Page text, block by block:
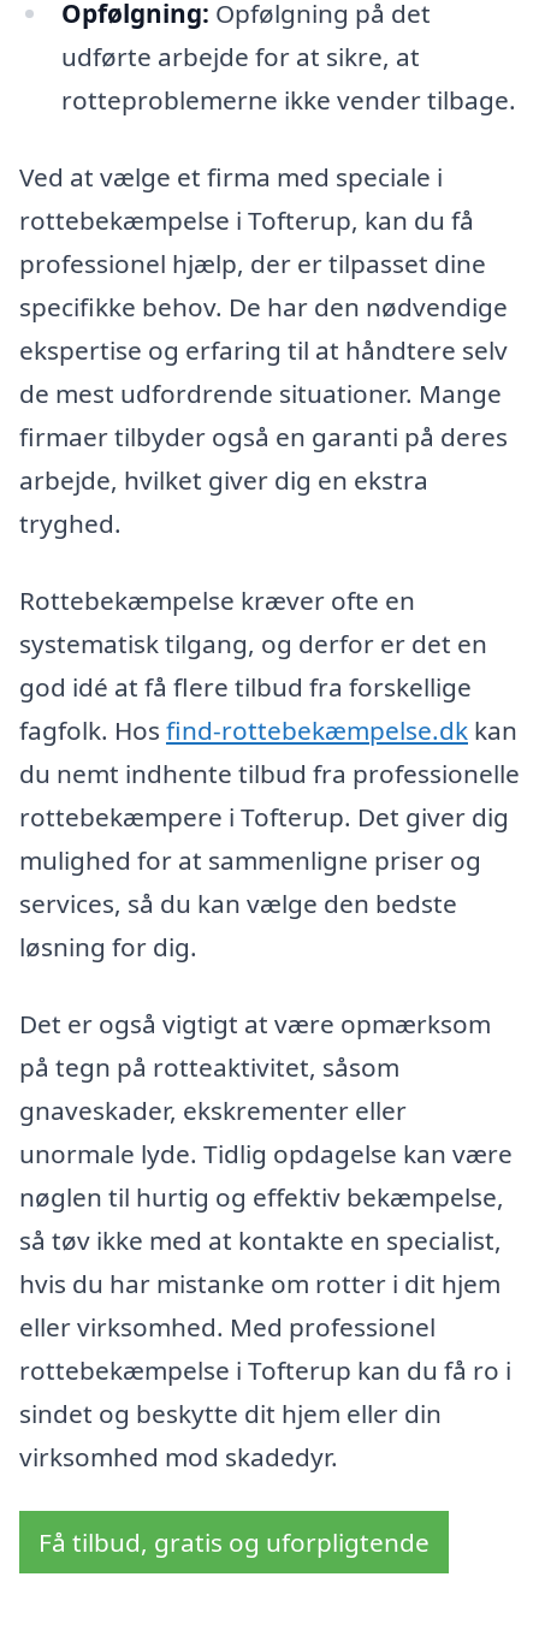
Opfølgning: Opfølgning på det
udførte arbejde for at sikre, at
rotteproblemerne ikke vender tilbage.
Ved at vælge et firma med speciale i
rottebekæmpelse i Tofterup, kan du få
professionel hjælp, der er tilpasset dine
specifikke behov. De har den nødvendige
ekspertise og erfaring til at håndtere selv
de mest udfordrende situationer. Mange
firmaer tilbyder også en garanti på deres
arbejde, hvilket giver dig en ekstra
tryghed.
Rottebekæmpelse kræver ofte en
systematisk tilgang, og derfor er det en
god idé at få flere tilbud fra forskellige
fagfolk. Hos find-rottebekæmpelse.dk kan
du nemt indhente tilbud fra professionelle
rottebekæmpere i Tofterup. Det giver dig
mulighed for at sammenligne priser og
services, så du kan vælge den bedste
løsning for dig.
Det er også vigtigt at være opmærksom
på tegn på rotteaktivitet, såsom
gnaveskader, ekskrementer eller
unormale lyde. Tidlig opdagelse kan være
nøglen til hurtig og effektiv bekæmpelse,
så tøv ikke med at kontakte en specialist,
hvis du har mistanke om rotter i dit hjem
eller virksomhed. Med professionel
rottebekæmpelse i Tofterup kan du få ro i
sindet og beskytte dit hjem eller din
virksomhed mod skadedyr.
Få tilbud, gratis og uforpligtende